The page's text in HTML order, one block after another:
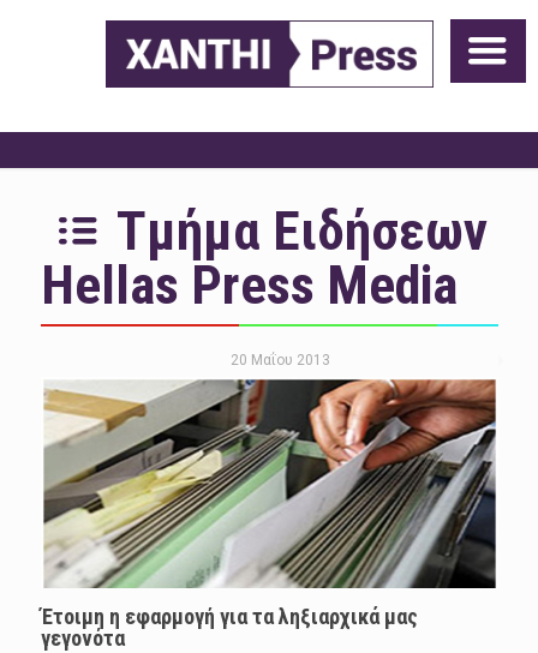
Τμήμα Ειδήσεων
Hellas Press Media
20 Μαΐου 2013
Έτοιμη η εφαρμογή για τα ληξιαρχικά μας
γεγονότα